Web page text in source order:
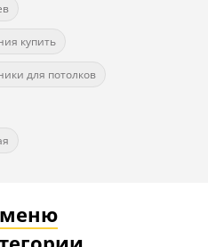
купить
для потолков